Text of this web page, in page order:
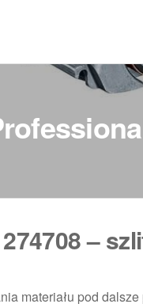
–
materiału pod dalsze